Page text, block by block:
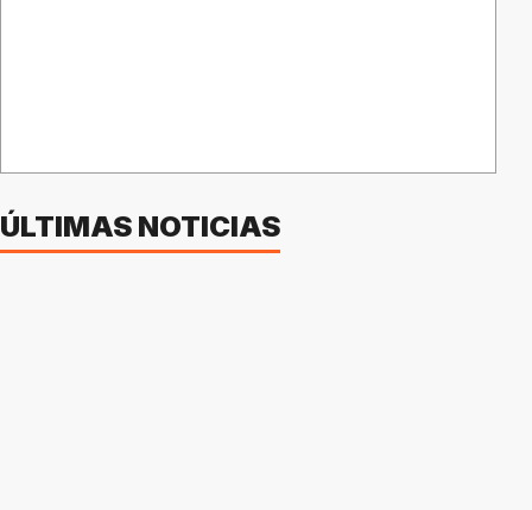
ÚLTIMAS NOTICIAS